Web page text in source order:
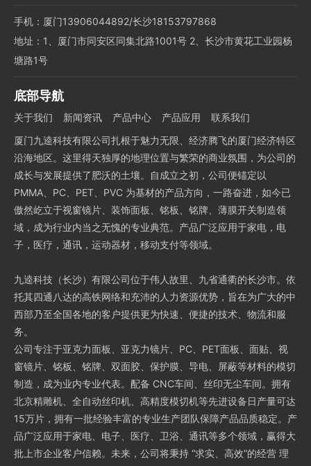
手机：厦门13906044892/长沙18153797868
地址：1、厦门市同安区同集北路1001号 2、长沙市黄花工业园杨
塘路1号
底部导航
关于我们 新闻资讯 产品中心 产品应用
联系我们
厦门九逵科技有限公司扎根于魅力无限、经济腾飞的厦门经济特区
沿海地区。这里得天独厚的地理位置与繁荣的商业氛围，为公司的
成长与发展提供了肥沃的土壤。自成立之初，公司便锚定以
PMMA、PC、PET、PVC 为基材的产品方向，一路奋进，如今已
傲然屹立于视窗镜片、装饰面板、铭板、铭牌、薄膜开关制造领
域，成为行业内当之无愧的专业典范。产品广泛应用于家电，电
子，医疗，通讯，运动器材，移动支付等领域。
九逵科技（长沙）有限公司位于伟人故里、九省通衢的长沙市。依
托其四通八达的高铁网络和充沛的人力资源优势，旨在为广大的中
西部乃至全国各地的客户提供更为快速、便捷的技术、物流和服
务。
公司专注于亚克力面板、亚克力镜片、PC、PET面板、面贴、视
窗镜片、铭板、铭牌、双面胶、保护膜、导电、屏蔽等材料的模切
制造，成为业内专业代表。配备 CNC车间、丝印无尘车间。拥有
北京精雕机、全自动丝印机、高精度模切机等先进设备日产量可达
15万片，拥有一批经验丰富的专业生产团队保障产品品质稳定。产
品广泛应用于家电、电子、医疗、卫浴、通讯等多个领域，赢得大
批上市企业客户信赖。未来，公司将秉持 “求实、高效”的经营 理